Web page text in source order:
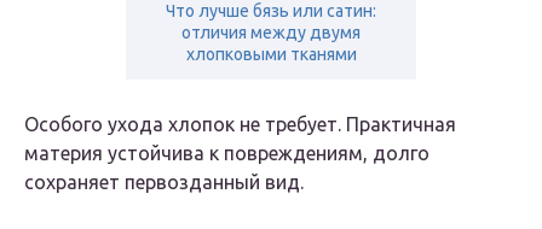
Что лучше бязь или сатин:
отличия между двумя
хлопковыми тканями
Особого ухода хлопок не требует. Практичная
материя устойчива к повреждениям, долго
сохраняет первозданный вид.